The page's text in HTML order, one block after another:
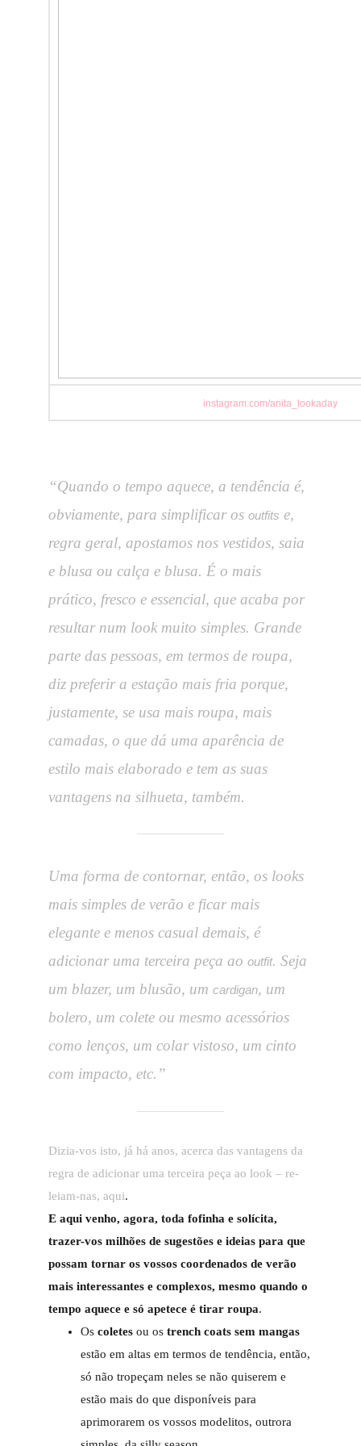
instagram.com/anita_lookaday
“Quando o tempo aquece, a tendência é,
obviamente, para simplificar os outfits e,
regra geral, apostamos nos vestidos, saia
e blusa ou calça e blusa. É o mais
prático, fresco e essencial, que acaba por
resultar num look muito simples. Grande
parte das pessoas, em termos de roupa,
diz preferir a estação mais fria porque,
justamente, se usa mais roupa, mais
camadas, o que dá uma aparência de
estilo mais elaborado e tem as suas
vantagens na silhueta, também.
Uma forma de contornar, então, os looks
mais simples de verão e ficar mais
elegante e menos casual demais, é
adicionar uma terceira peça ao outfit. Seja
um blazer, um blusão, um cardigan, um
bolero, um colete ou mesmo acessórios
como lenços, um colar vistoso, um cinto
com impacto, etc.”
Dizia-vos isto, já há anos, acerca das vantagens da
regra de adicionar uma terceira peça ao look – re-
leiam-nas, aqui.
E aqui venho, agora, toda fofinha e solícita,
trazer-vos milhões de sugestões e ideias para que
possam tornar os vossos coordenados de verão
mais interessantes e complexos, mesmo quando o
tempo aquece e só apetece é tirar roupa.
Os coletes ou os trench coats sem mangas
estão em altas em termos de tendência, então,
só não tropeçam neles se não quiserem e
estão mais do que disponíveis para
aprimorarem os vossos modelitos, outrora